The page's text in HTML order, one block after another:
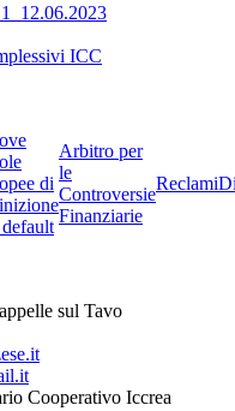
ICC
di
Arbitro per
le
Controversie
Finanziarie
Reclami
sul Tavo
Cooperativo Iccrea